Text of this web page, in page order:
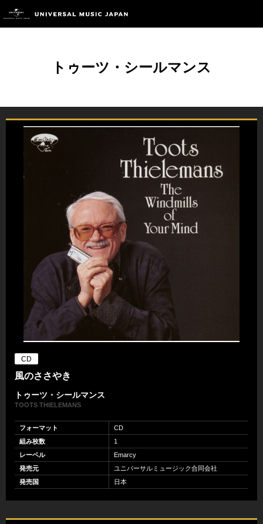
トゥーツ・シールマンス
CD
風のささやき
トゥーツ・シールマンス
TOOTS THIELEMANS
フォーマット
CD
組み枚数
1
レーベル
Emarcy
発売元
ユニバーサルミュージック合同会社
発売国
日本